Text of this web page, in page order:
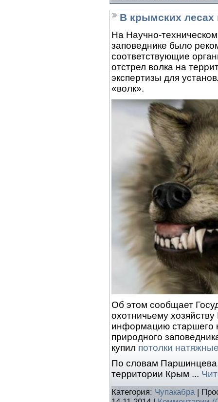
В крымских лесах
На Научно-
заповеднике было
соответствующие
отстрел волка на
экспертизы для
«волк».
Об этом сообщает
охотничьему
информацию старшего
природного
купил потолки
По словам
территории Крым ...
Категория: Чупакабра|